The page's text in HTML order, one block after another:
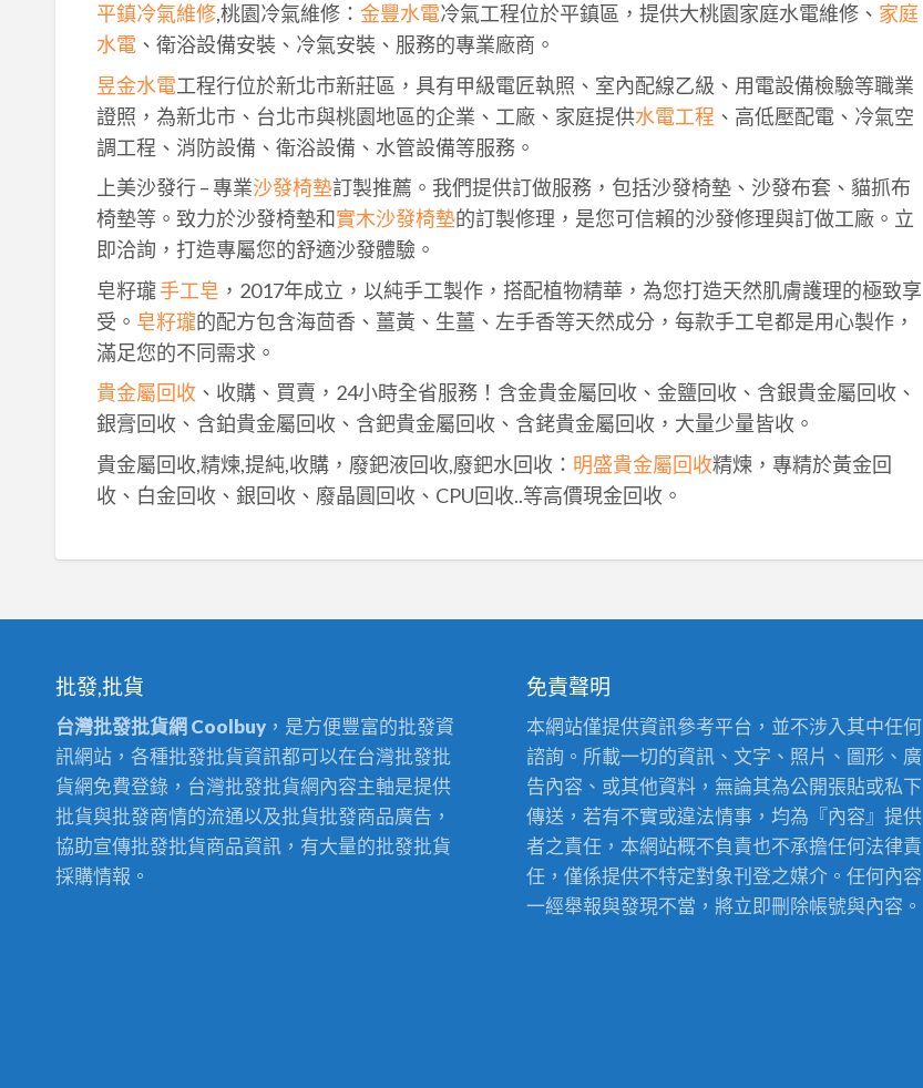
平鎮冷氣維修,桃園冷氣維修： 金豐水電冷氣工程位於平鎮區，提供大桃園家庭水電維修、 家庭
水電、衛浴設備安裝、冷氣安裝、服務的專業廠商。
昱金水電工程行位於新北市新莊區，具有甲級電匠執照、室內配線乙級、用電設備檢驗等職業
證照，為新北市、台北市與桃園地區的企業、工廠、家庭提供水電工程 、高低壓配電、冷氣空
調工程、消防設備、衛浴設備、水管設備等服務。
上美沙發行 – 專業沙發椅墊訂製推薦。我們提供訂做服務，包括沙發椅墊、沙發布套、貓抓布
椅墊等。致力於沙發椅墊和實木沙發椅墊的訂製修理，是您可信賴的沙發修理與訂做工廠。立
即洽詢，打造專屬您的舒適沙發體驗。
皂籽瓏手工皂 ，2017年成立，以純手工製作，搭配植物精華，為您打造天然肌膚護理的極致享
受。 皂籽瓏的配方包含海茴香、薑黃、生薑、左手香等天然成分，每款手工皂都是用心製作，
滿足您的不同需求。
貴金屬回收、收購、買賣，24小時全省服務！含金貴金屬回收、金鹽回收、含銀貴金屬回收、
銀膏回收、含鉑貴金屬回收、含鈀貴金屬回收、含銠貴金屬回收，大量少量皆收。
貴金屬回收,精煉,提純,收購，廢鈀液回收,廢鈀水回收： 明盛貴金屬回收精煉，專精於黃金回
收、白金回收、銀回收、廢晶圓回收、CPU回收..等高價現金回收。
批發,批貨
台灣批發批貨網 Coolbuy ，是方便豐富的批發資
訊網站，各種批發批貨資訊都可以在台灣批發批
貨網免費登錄，台灣批發批貨網內容主軸是提供
批貨與批發商情的流通以及批貨批發商品廣告，
協助宣傳批發批貨商品資訊，有大量的批發批貨
採購情報。
免責聲明
本網站僅提供資訊參考平台，並不涉入其中任何
諮詢。所載一切的資訊、文字、照片、圖形、廣
告內容、或其他資料，無論其為公開張貼或私下
傳送，若有不實或違法情事，均為『內容』提供
者之責任，本網站概不負責也不承擔任何法律責
任，僅係提供不特定對象刊登之媒介。任何內容
一經舉報與發現不當，將立即刪除帳號與內容。